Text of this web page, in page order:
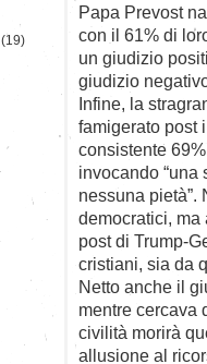
Papa Prevost
con il 61% di
un giudizio
giudizio
Infine, la
famigerato post
consistente
invocando
nessuna
democratici,
post di Trump-
cristiani, sia da
Netto anche il
mentre cercava
civilità morirà
allusione al
(19)